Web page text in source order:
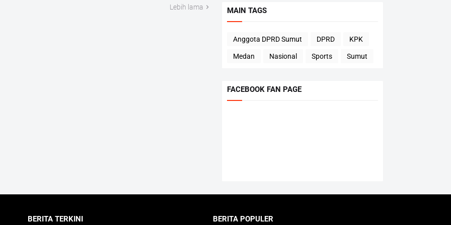
Lebih lama MAIN TAGS
Anggota DPRD Sumut DPRD KPK
Medan Nasional Sports Sumut
FACEBOOK FAN PAGE
BERITA TERKINI BERITA POPULER